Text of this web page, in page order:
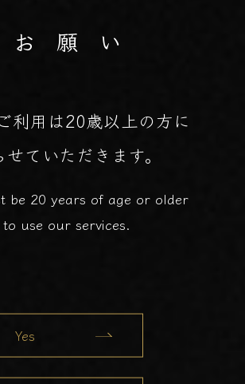
お 願 い
利用は20歳以上の方に
せていただきます。
be 20 years of age or older
to use our services.
Yes